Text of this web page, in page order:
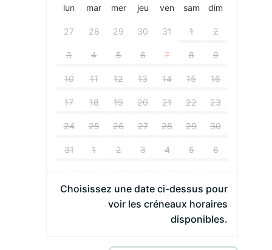
lun mar mer jeu ven sam dim
27 28 29 30 31 1 2
3 4 5 6 7 8 9
10 11 12 13 14 15 16
17 18 19 20 21 22 23
24 25 26 27 28 29 30
31 1 2 3 4 5 6
Choisissez une date ci-dessus pour
voir les créneaux horaires
disponibles.